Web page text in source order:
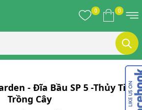
0 0
- Đĩa Bầu SP 5 -Thủy Tinh
Trồng Cây